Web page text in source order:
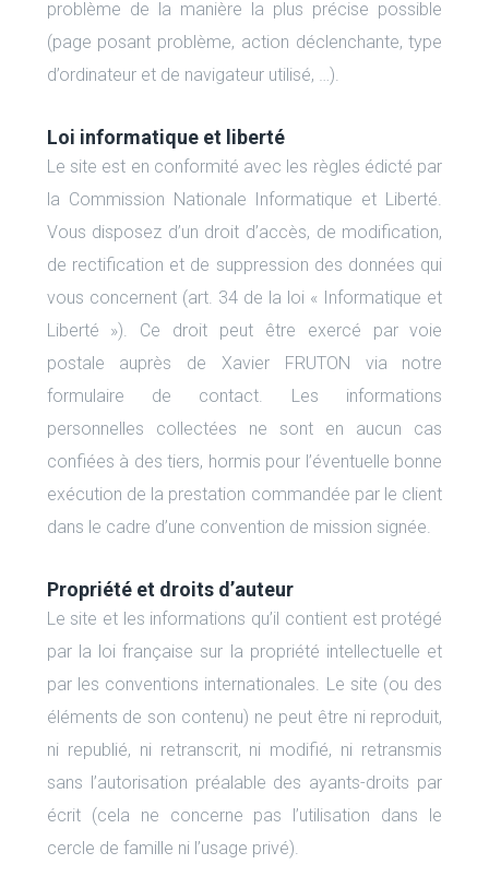
problème de la manière la plus précise possible
(page posant problème, action déclenchante, type
d’ordinateur et de navigateur utilisé, …).
Loi informatique et liberté
Le site est en conformité avec les règles édicté par
la Commission Nationale Informatique et Liberté.
Vous disposez d’un droit d’accès, de modification,
de rectification et de suppression des données qui
vous concernent (art. 34 de la loi « Informatique et
Liberté »). Ce droit peut être exercé par voie
postale auprès de Xavier FRUTON via notre
formulaire de contact. Les informations
personnelles collectées ne sont en aucun cas
confiées à des tiers, hormis pour l’éventuelle bonne
exécution de la prestation commandée par le client
dans le cadre d’une convention de mission signée.
Propriété et droits d’auteur
Le site et les informations qu’il contient est protégé
par la loi française sur la propriété intellectuelle et
par les conventions internationales. Le site (ou des
éléments de son contenu) ne peut être ni reproduit,
ni republié, ni retranscrit, ni modifié, ni retransmis
sans l’autorisation préalable des ayants-droits par
écrit (cela ne concerne pas l’utilisation dans le
cercle de famille ni l’usage privé).